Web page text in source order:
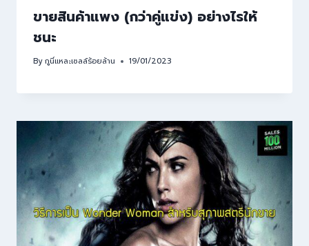
ขายสินค้าแพง (กว่าคู่แข่ง) อย่างไรให้
ชนะ
Byกูนี่แหละเซลล์ร้อยล้าน 19/01/2023